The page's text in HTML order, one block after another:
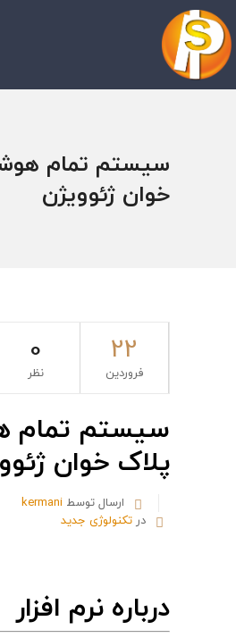
سیستم تمام
خوان ژئوویژن
22
فروردین
0
نظر
سیستم تمام
پلاک خوان
ارسال توسط kermani
در تکنولوژی جدید
درباره نرم افزار